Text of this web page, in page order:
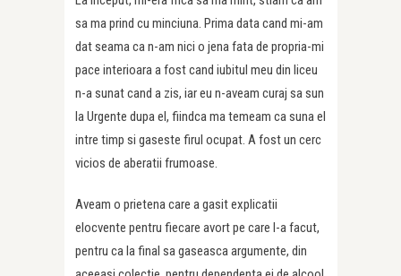
sa ma prind cu minciuna. Prima data cand mi-am
dat seama ca n-am nici o jena fata de propria-mi
pace interioara a fost cand iubitul meu din liceu
n-a sunat cand a zis, iar eu n-aveam curaj sa sun
la Urgente dupa el, fiindca ma temeam ca suna el
intre timp si gaseste firul ocupat. A fost un cerc
vicios de aberatii frumoase.
Aveam o prietena care a gasit explicatii
elocvente pentru fiecare avort pe care l-a facut,
pentru ca la final sa gaseasca argumente, din